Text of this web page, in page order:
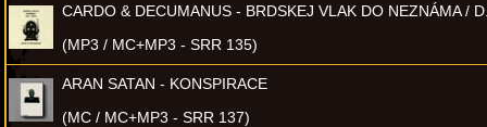
CARDO & DECUMANUS - BRDSKEJ VLAK DO NEZNÁMA /
(MP3 / MC+MP3 - SRR 135)
ARAN SATAN - KONSPIRACE
(MC / MC+MP3 - SRR 137)